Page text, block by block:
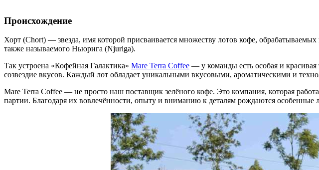
Происхождение
Хорт (Chort) — звезда, имя которой присваивается множеству лотов кофе,
также называемого Ньюрига (Njuriga).
Так устроена «Кофейная Галактика» Mare Terra Coffee — у команды есть особая и красивая
созвездие вкусов. Каждый лот обладает уникальными вкусовыми, ароматическими и
Mare Terra Coffee — не просто наш поставщик зелёного кофе. Это компания, которая
партии. Благодаря их вовлечённости, опыту и вниманию к деталям рождаются особенные